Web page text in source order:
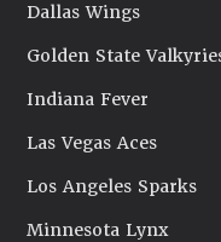
Dallas Wings
Golden State
Indiana Fever
Las Vegas Aces
Los Angeles Sparks
Minnesota Lynx